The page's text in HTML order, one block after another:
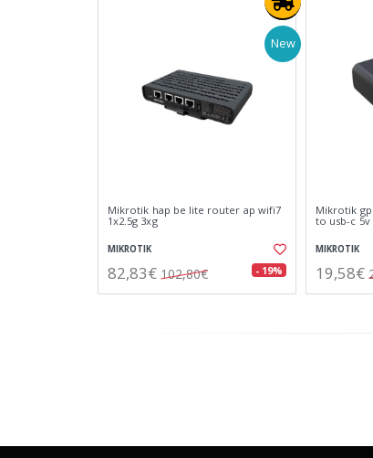
New
Mikrotik hap be lite router ap wifi7
1x2.5g 3xg
MIKROTIK
82,83€ 102,80€ - 19%
Mikrotik
to usb-c 5v
MIKROTIK
19,58€